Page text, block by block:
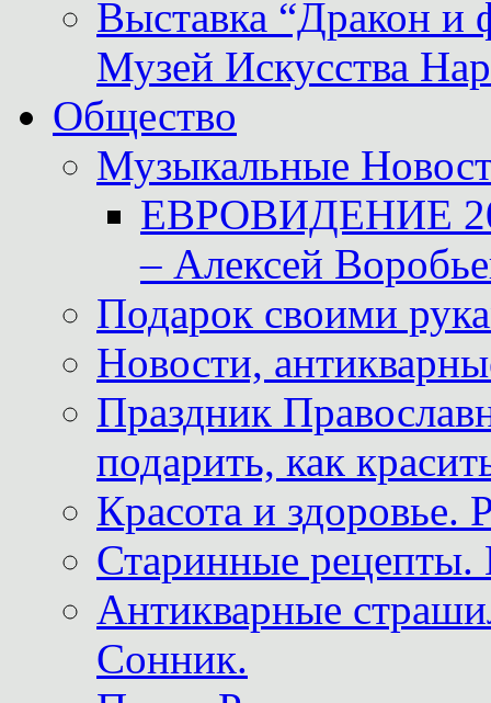
Выставка “Дракон и
Музей Искусства
Общество
Музыкальные
ЕВРОВИДЕНИЕ
– Алексей
Подарок своими
Новости,
Праздник
подарить, как
Красота и здоровье.
Старинные рецепты.
Антикварные
Сонник.